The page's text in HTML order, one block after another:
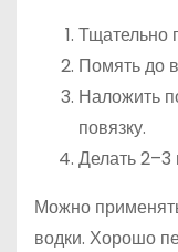
Тщательно
Помять до
Наложить
повязку.
Делать 2–3
Можно
водки. Хорошо